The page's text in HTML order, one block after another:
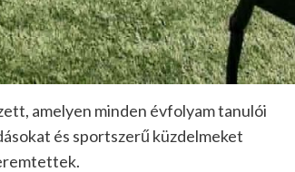
amelyen minden évfolyam tanulói
és sportszerű küzdelmeket